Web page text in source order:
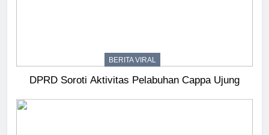
BERITA VIRAL
DPRD Soroti Aktivitas Pelabuhan Cappa Ujung